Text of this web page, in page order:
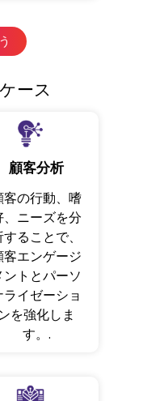
ース
顧客分析
客の行動、嗜
、ニーズを分
ることで、
客エンゲージ
ントとパーソ
ライゼーショ
ンを強化しま
す。.